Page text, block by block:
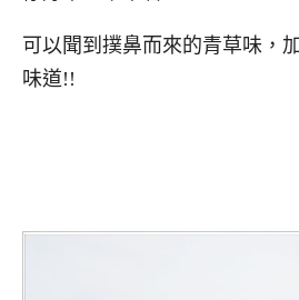
可以聞到撲鼻而來的青草味，
味道!!